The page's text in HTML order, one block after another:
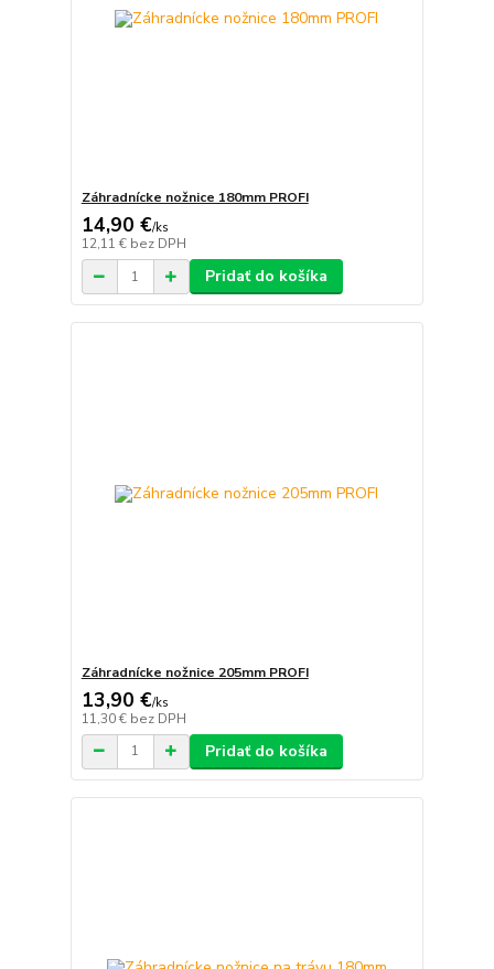
Záhradnícke nožnice 180mm PROFI
14,90 €/ks
12,11 € bez DPH
Pridať do košíka
Záhradnícke nožnice 205mm PROFI
13,90 €/ks
11,30 € bez DPH
Pridať do košíka